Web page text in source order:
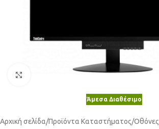
Κλικ για μεγέθυνση
Άμεσα Διαθέσιμο
Αρχική σελίδα/Προϊόντα Καταστήματος/Οθόνες